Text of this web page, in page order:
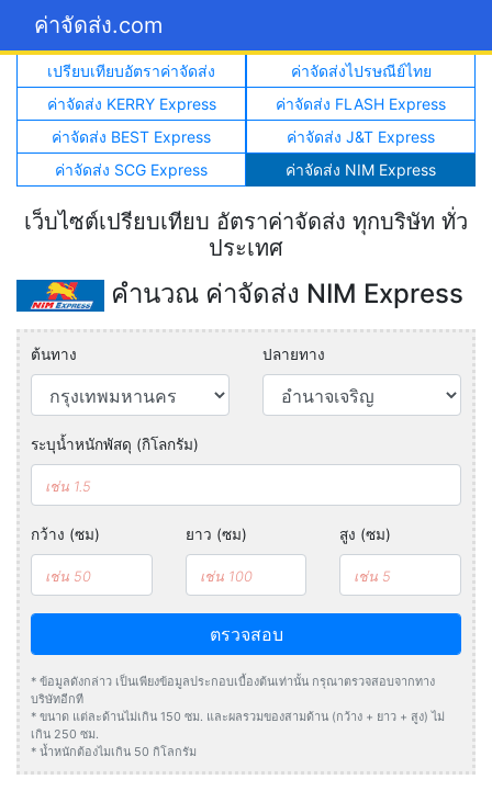
ค่าจัดส่ง.com
เปรียบเทียบอัตราค่าจัดส่ง
ค่าจัดส่งไปรษณีย์ไทย
ค่าจัดส่ง KERRY Express
ค่าจัดส่ง FLASH Express
ค่าจัดส่ง BEST Express
ค่าจัดส่ง J&T Express
ค่าจัดส่ง SCG Express
ค่าจัดส่ง NIM Express
เว็บไซต์เปรียบเทียบ อัตราค่าจัดส่ง ทุกบริษัท ทั่ว
ประเทศ
คำนวณ ค่าจัดส่ง NIM Express
ต้นทาง ปลายทาง
ระบุน้ำหนักพัสดุ (กิโลกรัม)
กว้าง (ซม) ยาว (ซม) สูง (ซม)
ตรวจสอบ
* ข้อมูลดังกล่าว เป็นเพียงข้อมูลประกอบเบื้องต้นเท่านั้น กรุณาตรวจสอบจากทาง
บริษัทอีกที
* ขนาด แต่ละด้านไม่เกิน 150 ซม. และผลรวมของสามด้าน (กว้าง + ยาว + สูง) ไม่
เกิน 250 ซม.
* น้ำหนักต้องไมเกิน 50 กิโลกรัม